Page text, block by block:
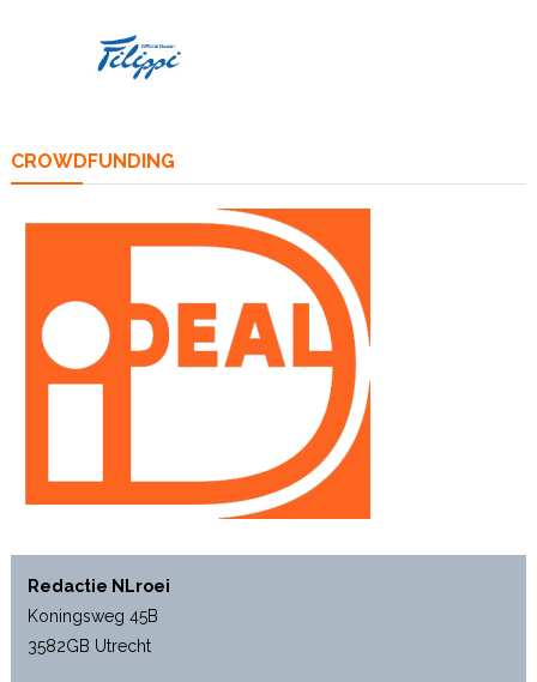
CROWDFUNDING
Redactie NLroei
Koningsweg 45B
3582GB Utrecht